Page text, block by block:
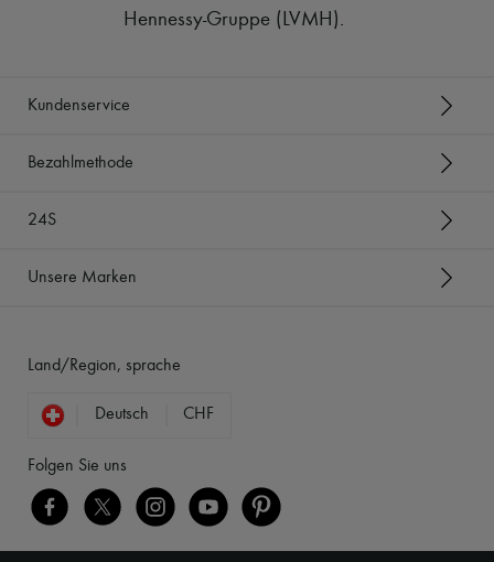
Hennessy-Gruppe (LVMH).
Kundenservice
Bezahlmethode
24S
Unsere Marken
Land/Region, sprache
Deutsch CHF
Folgen Sie uns